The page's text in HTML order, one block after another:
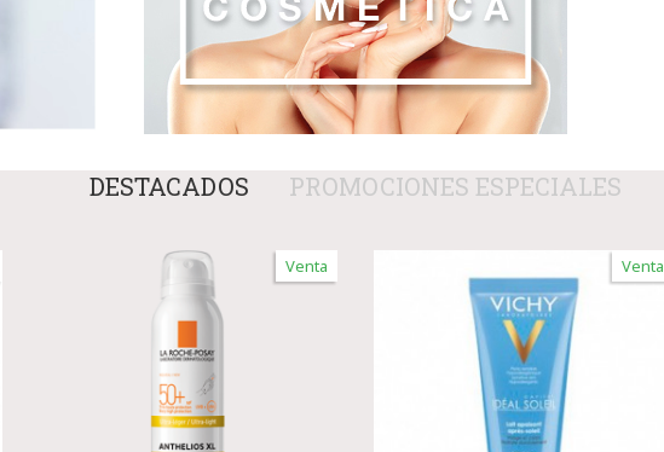
DESTACADOS PROMOCIONES ESPECIALES
Venta Venta